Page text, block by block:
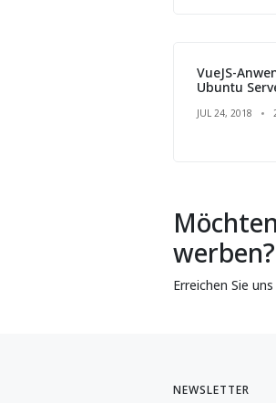
VueJS-
Ubuntu
JUL 24, 2018
werben?
Erreichen Sie
NEWSLETTER